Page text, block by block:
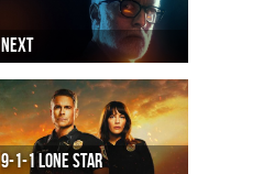
NEXT
9-1-1 LONE STAR